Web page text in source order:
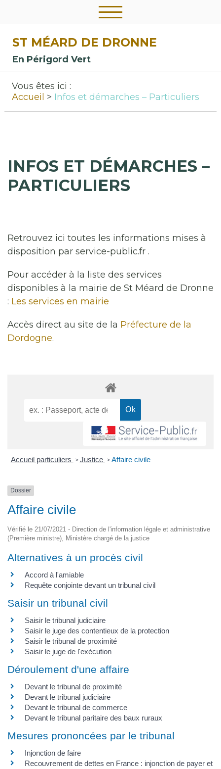
ST MÉARD DE DRONNE
En Périgord Vert
Vous êtes ici :
Accueil
Infos et démarches – Particuliers
INFOS ET DÉMARCHES –
PARTICULIERS
Retrouvez ici toutes les informations mises à
disposition par service-public.fr .
Pour accéder à la liste des services
disponibles à la mairie de St Méard de Dronne
: Les services en mairie
Accès direct au site de la Préfecture de la
Dordogne.
Accueil particuliers > Justice > Affaire civile
Dossier
Affaire civile
Vérifié le 21/07/2021 - Direction de l'information légale et administrative
(Première ministre), Ministère chargé de la justice
Alternatives à un procès civil
Accord à l'amiable
Requête conjointe devant un tribunal civil
Saisir un tribunal civil
Saisir le tribunal judiciaire
Saisir le juge des contentieux de la protection
Saisir le tribunal de proximité
Saisir le juge de l'exécution
Déroulement d'une affaire
Devant le tribunal de proximité
Devant le tribunal judiciaire
Devant le tribunal de commerce
Devant le tribunal paritaire des baux ruraux
Mesures prononcées par le tribunal
Injonction de faire
Recouvrement de dettes en France : injonction de payer et